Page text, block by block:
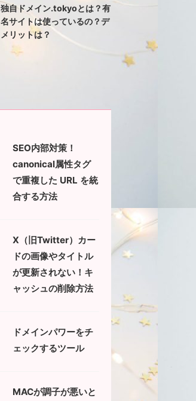
独自ドメイン.tokyoとは？有
名サイトは使っているの？デ
メリットは？
SEO内部対策！
canonical属性タグ
で重複した URL を統
合する方法
X（旧Twitter）カー
ドの画像やタイトル
が更新されない！キ
ャッシュの削除方法
ドメインパワーをチ
ェックするツール
MACが調子が悪いと